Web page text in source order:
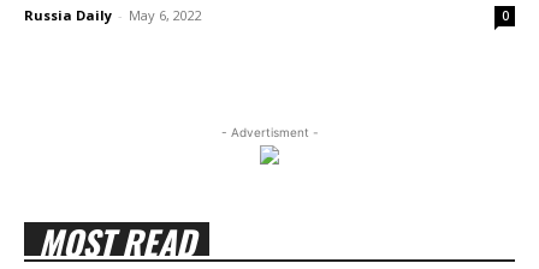
Russia Daily - May 6, 2022 0
- Advertisment -
MOST READ